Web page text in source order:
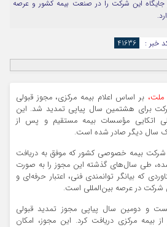
جایگاه این شرکت را در صنعت بیمه کشور و عرصه
خبر : 41636
ملت، بر اساس اعلام بیمه مرکزی، مجوز قبولی
برای هشتمین سال پیاپی تمدید شد. این
اتکایی مؤسسات بیمه مستقیم و پس از
سال دیگر صادر شده است.
بیمه خصوصی کشور که موفق به دریافت
طی سال‌های گذشته این مجوز را به صورت
که بیانگر توانمندی فنی، اعتبار حرفه‌ای و
شرکت در عرصه بین‌المللی است.
و دومین سال پیاپی مجوز تمدید قبولی
بیمه مرکزی دریافت کرد. این مجوز، امکان